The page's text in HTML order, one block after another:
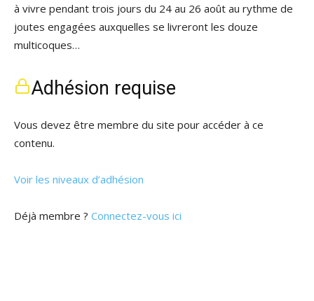
à vivre pendant trois jours du 24 au 26 août au rythme de
joutes engagées auxquelles se livreront les douze
multicoques…
Adhésion requise
Vous devez être membre du site pour accéder à ce
contenu.
Voir les niveaux d’adhésion
Déjà membre ? Connectez-vous ici